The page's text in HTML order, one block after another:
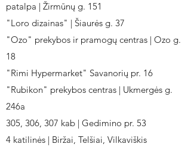
patalpa | Žirmūnų g. 151
"Loro dizainas" | Šiaurės g. 37
"Ozo" prekybos ir pramogų centras | Ozo g.
18
"Rimi Hypermarket" Savanorių pr. 16
"Rubikon" prekybos centras | Ukmergės g.
246a
305, 306, 307 kab | Gedimino pr. 53
4 katilinės | Biržai, Telšiai, Vilkaviškis